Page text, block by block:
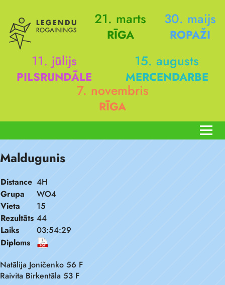
21. marts
RĪGA
30. maijs
ROPAŽI
11. jūlijs
PILSRUNDĀLE
15. augusts
MERCENDARBE
7. novembris
RĪGA
Maldugunis
Distance 4H
Grupa
WO4
Vieta
15
Rezultāts 44
Laiks
03:54:29
Diploms
Natālija Joničenko 56 F
Raivita Birkentāla 53 F